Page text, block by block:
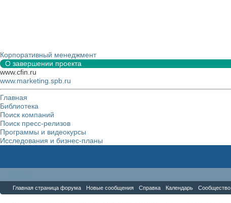
Корпоративный менеджмент
О завершении проекта
www.cfin.ru
www.marketing.spb.ru
Главная
Библиотека
Поиск компаний
Поиск пресс-релизов
Программы и видеокурсы
Исследования и бизнес-планы
Главная страница форума Новые сообщения Справка Календарь Сообщество